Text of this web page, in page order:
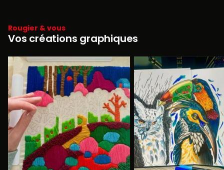
Rougier & vous
Vos créations graphiques